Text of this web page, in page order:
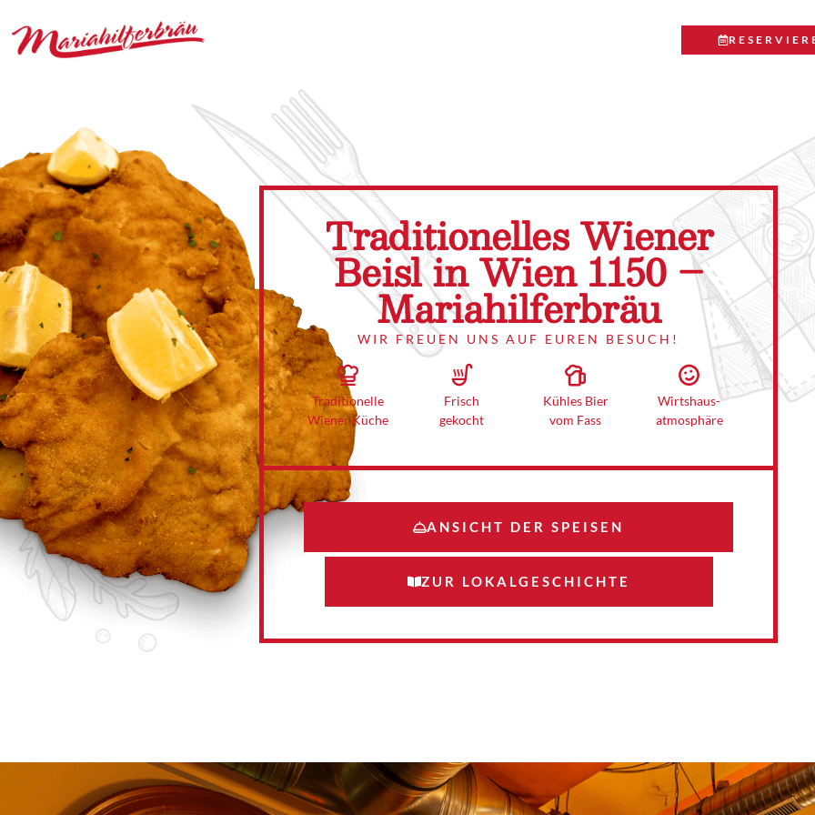
Traditionelles Wiener
Beisl in Wien 1150 –
Mariahilferbräu
WIR FREUEN UNS AUF EUREN BESUCH!
Traditionelle
Wiener Küche
Frisch
gekocht
Kühles Bier
vom Fass
Wirtshaus-
atmosphäre
ANSICHT DER SPEISEN
ZUR LOKALGESCHICHTE